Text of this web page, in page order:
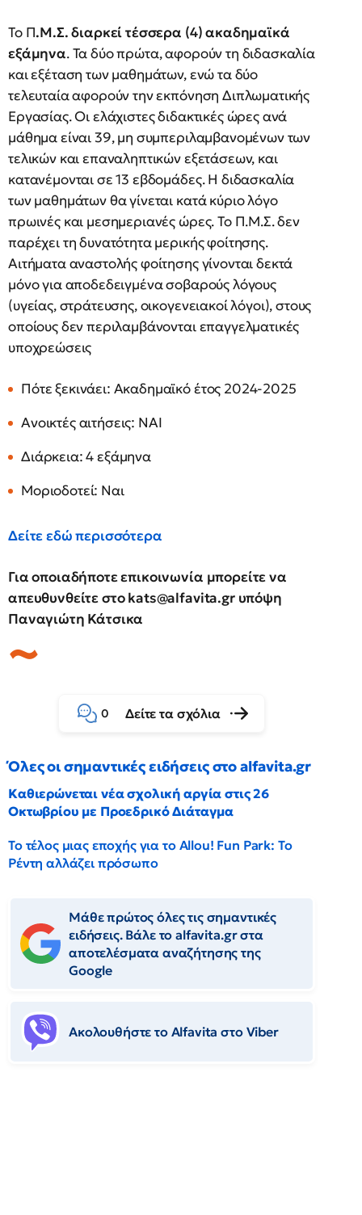
Το Π.Μ.Σ. διαρκεί τέσσερα (4) ακαδημαϊκά
εξάμηνα. Τα δύο πρώτα, αφορούν τη διδασκαλία
και εξέταση των μαθημάτων, ενώ τα δύο
τελευταία αφορούν την εκπόνηση Διπλωματικής
Εργασίας. Οι ελάχιστες διδακτικές ώρες ανά
μάθημα είναι 39, μη συμπεριλαμβανομένων των
τελικών και επαναληπτικών εξετάσεων, και
κατανέμονται σε 13 εβδομάδες. Η διδασκαλία
των μαθημάτων θα γίνεται κατά κύριο λόγο
πρωινές και μεσημεριανές ώρες. Το Π.Μ.Σ. δεν
παρέχει τη δυνατότητα μερικής φοίτησης.
Αιτήματα αναστολής φοίτησης γίνονται δεκτά
μόνο για αποδεδειγμένα σοβαρούς λόγους
(υγείας, στράτευσης, οικογενειακοί λόγοι), στους
οποίους δεν περιλαμβάνονται επαγγελματικές
υποχρεώσεις
Πότε ξεκινάει: Aκαδημαϊκό έτος 2024-2025
Ανοικτές αιτήσεις: NAI
Διάρκεια: 4 εξάμηνα
Μοριοδοτεί: Nαι
Δείτε εδώ περισσότερα
Για οποιαδήποτε επικοινωνία μπορείτε να
απευθυνθείτε στοkats@alfavita.grυπόψη
Παναγιώτη Κάτσικα
0 Δείτε τα σχόλια
Όλες οι σημαντικές ειδήσεις στο alfavita.gr
Καθιερώνεται νέα σχολική αργία στις 26
Οκτωβρίου με Προεδρικό Διάταγμα
Το τέλος μιας εποχής για το Allou! Fun Park: Το
Ρέντη αλλάζει πρόσωπο
Μάθε πρώτος όλες τις σημαντικές
ειδήσεις. Βάλε το alfavita.gr στα
αποτελέσματα αναζήτησης της
Google
Ακολουθήστε το Αlfavita στο Viber